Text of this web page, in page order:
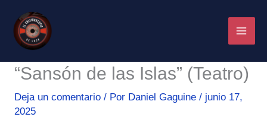
contenido
“Sansón de las Islas” (Teatro)
Deja un comentario / Por Daniel Gaguine / junio 17,
2025